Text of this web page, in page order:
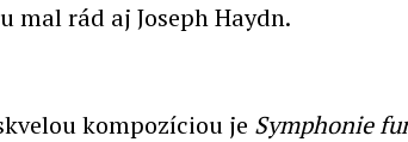
mal rád aj Joseph Haydn.
kompozíciou je Symphonie